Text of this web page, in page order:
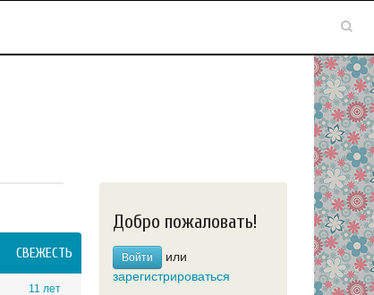
СВЕЖЕСТЬ
11 лет
Добро пожаловать!
Войти
или
зарегистрироваться